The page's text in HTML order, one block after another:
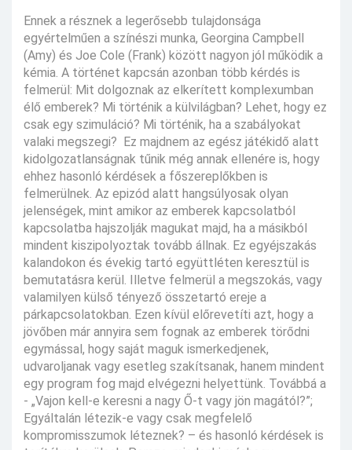
Ennek a résznek a legerősebb tulajdonsága
egyértelműen a színészi munka, Georgina Campbell
(Amy) és Joe Cole (Frank) között nagyon jól működik a
kémia. A történet kapcsán azonban több kérdés is
felmerül: Mit dolgoznak az elkerített komplexumban
élő emberek? Mi történik a külvilágban? Lehet, hogy ez
csak egy szimuláció? Mi történik, ha a szabályokat
valaki megszegi? Ez majdnem az egész játékidő alatt
kidolgozatlanságnak tűnik még annak ellenére is, hogy
ehhez hasonló kérdések a főszereplőkben is
felmerülnek. Az epizód alatt hangsúlyosak olyan
jelenségek, mint amikor az emberek kapcsolatból
kapcsolatba hajszolják magukat majd, ha a másikból
mindent kiszipolyoztak tovább állnak. Ez egyéjszakás
kalandokon és évekig tartó együttléten keresztül is
bemutatásra kerül. Illetve felmerül a megszokás, vagy
valamilyen külső tényező összetartó ereje a
párkapcsolatokban. Ezen kívül előrevetíti azt, hogy a
jövőben már annyira sem fognak az emberek törődni
egymással, hogy saját maguk ismerkedjenek,
udvaroljanak vagy esetleg szakítsanak, hanem mindent
egy program fog majd elvégezni helyettünk. Továbbá a
- „Vajon kell-e keresni a nagy Ő-t vagy jön magától?”;
Egyáltalán létezik-e vagy csak megfelelő
kompromisszumok léteznek? – és hasonló kérdések is